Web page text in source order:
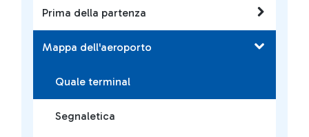
Prima della partenza
Mappa dell'aeroporto
Quale terminal
Segnaletica